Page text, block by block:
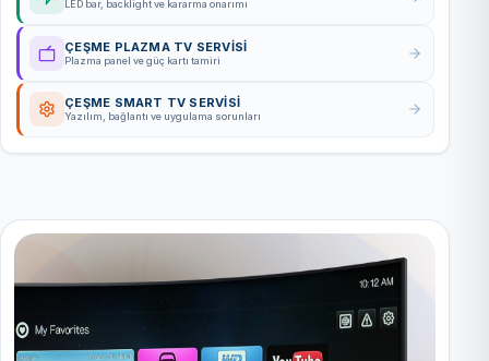
LED bar, backlight ve kararma onarımı
ÇEŞME PLAZMA TV SERVISI
Plazma panel ve güç kartı tamiri
ÇEŞME SMART TV SERVISI
Yazılım, bağlantı ve uygulama sorunları